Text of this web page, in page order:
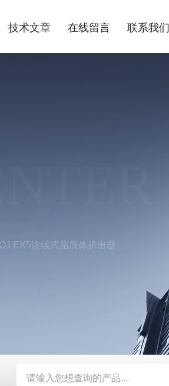
技术文章 在线留言 联系我们
EX5连续式脂质体挤出器
AH-PILOT系列中试型高压均质机